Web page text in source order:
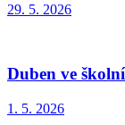
29. 5. 2026
Duben ve
1. 5. 2026